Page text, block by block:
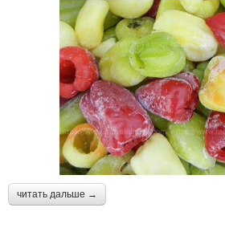
читать дальше →